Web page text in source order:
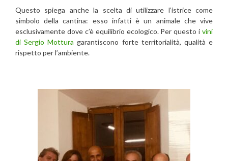
Questo spiega anche la scelta di utilizzare l’istrice come
simbolo della cantina: esso infatti è un animale che vive
esclusivamente dove c’è equilibrio ecologico. Per questo i vini
di Sergio Mottura garantiscono forte territorialità, qualità e
rispetto per l’ambiente.